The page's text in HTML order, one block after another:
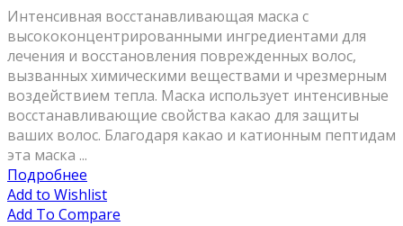
Интенсивная восстанавливающая маска с
высококонцентрированными ингредиентами для
лечения и восстановления поврежденных волос,
вызванных химическими веществами и чрезмерным
воздействием тепла. Маска использует интенсивные
восстанавливающие свойства какао для защиты
ваших волос. Благодаря какао и катионным пептидам
эта маска ...
Подробнее
Add to Wishlist
Add To Compare